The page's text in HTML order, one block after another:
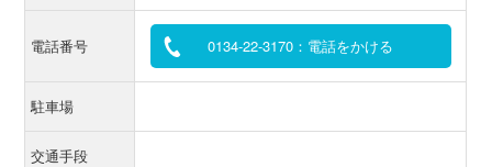
電話番号 0134-22-3170：電話をかける
駐車場
交通手段